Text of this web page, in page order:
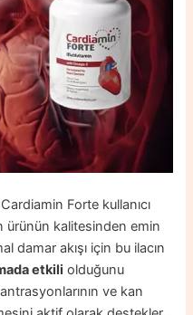
Forte kullanıcı
ürünün kalitesinden emin
damar akışı için bu ilacın
etkili olduğunu
ve kan